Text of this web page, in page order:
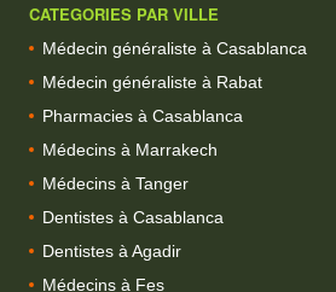
CATEGORIES PAR VILLE
Médecin généraliste à Casablanca
Médecin généraliste à Rabat
Pharmacies à Casablanca
Médecins à Marrakech
Médecins à Tanger
Dentistes à Casablanca
Dentistes à Agadir
Médecins à Fes